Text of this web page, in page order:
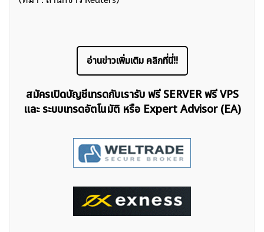
ค้นหา
อ่านข่าวเพิ่มเติม คลิกที่นี่!!
สมัครเปิดบัญชีเทรดกับเรารับ ฟรี SERVER ฟรี VPS
และ ระบบเทรดอัตโนมัติ หรือ Expert Advisor (EA)